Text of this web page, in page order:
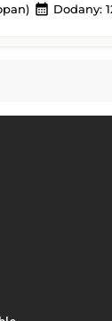
calendar_month Dodany: